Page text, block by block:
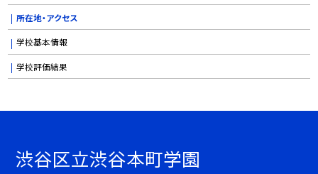
所在地・アクセス
学校基本情報
学校評価結果
渋谷区立渋谷本町学園